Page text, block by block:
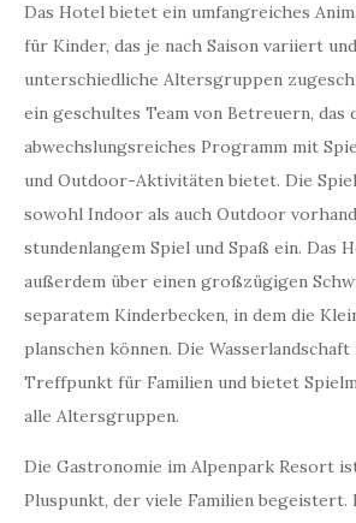
Das Hotel bietet ein umfangreiches
für Kinder, das je nach Saison variiert
unterschiedliche Altersgruppen
ein geschultes Team von Betreuern, das
abwechslungsreiches Programm mit
und Outdoor-Aktivitäten bietet. Die
sowohl Indoor als auch Outdoor
stundenlangem Spiel und Spaß ein. Das
außerdem über einen großzügigen
separatem Kinderbecken, in dem die
planschen können. Die
Treffpunkt für Familien und bietet
alle Altersgruppen.
Die Gastronomie im Alpenpark Resort
Pluspunkt, der viele Familien